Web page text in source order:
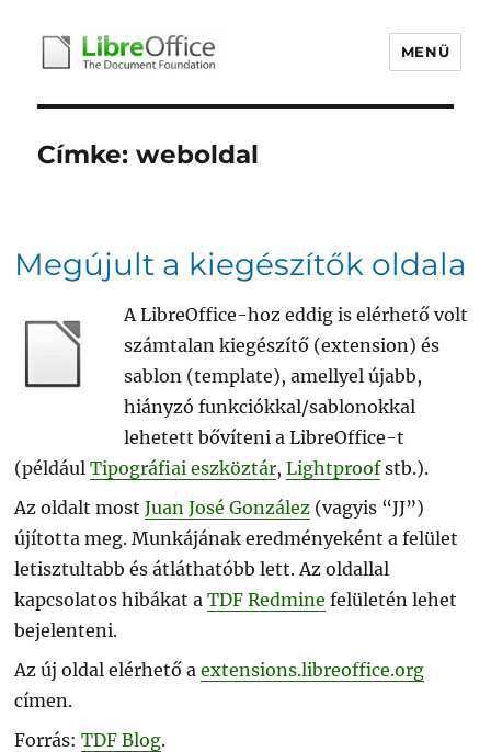
libreoffice.hu
MENÜ
Címke:weboldal
Megújult a kiegészítők oldala
A LibreOffice-hoz eddig is elérhető volt
számtalan kiegészítő (extension) és
sablon (template), amellyel újabb,
hiányzó funkciókkal/sablonokkal
lehetett bővíteni a LibreOffice-t
(példáulTipográfiai eszköztár,Lightproofstb.).
Az oldalt mostJuan José González (vagyis “JJ”)
újította meg. Munkájának eredményeként a felület
letisztultabb és átláthatóbb lett. Az oldallal
kapcsolatos hibákat aTDF Redmine felületén lehet
bejelenteni.
Az új oldal elérhető aextensions.libreoffice.org
címen.
Forrás:TDF Blog.